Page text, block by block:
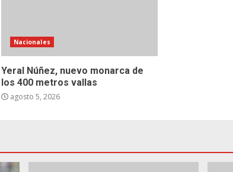
Nacionales
Yeral Núñez, nuevo monarca de
los 400 metros vallas
agosto 5, 2026